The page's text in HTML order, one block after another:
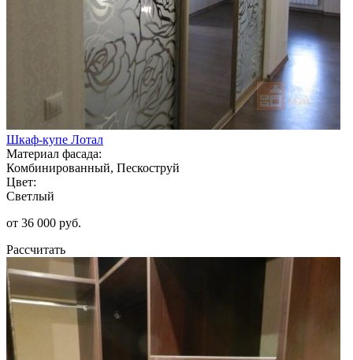
Шкаф-купе Лотал
Материал фасада:
Комбинированный, Пескоструй
Цвет:
Светлый
от 36 000 руб.
Рассчитать